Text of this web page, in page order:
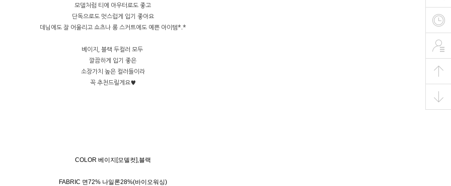
모델처럼 티에 아우터로도 좋고
단독으로도 멋스럽게 입기 좋아요
데님에도 잘 어울리고 쇼츠나 롱 스커트에도 예쁜 아이템*.*
베이지, 블랙 두컬러 모두
깔끔하게 입기 좋은
소장가치 높은 컬러들이라
꼭 추천드릴게요♥
COLOR 베이지[모델컷],블랙
FABRIC 면72% 나일론28%(바이오워싱)